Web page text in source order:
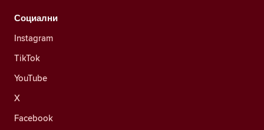
Социални
Instagram
TikTok
YouTube
X
Facebook